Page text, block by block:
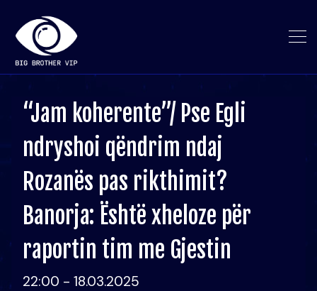
“Jam koherente”/ Pse Egli
ndryshoi qëndrim ndaj
Rozanës pas rikthimit?
Banorja: Është xheloze për
raportin tim me Gjestin
22:00 - 18.03.2025